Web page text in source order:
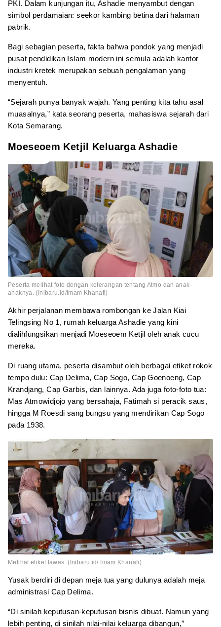
PKI. Dalam kunjungan itu, Ashadie menyambut dengan
simbol perdamaian: seekor kambing betina dari halaman
pabrik.
Bagi sebagian peserta, fakta bahwa pondok yang menjadi
pusat pendidikan Islam modern ini semula adalah kantor
industri kretek merupakan sebuah pengalaman yang
menyentuh.
“Sejarah punya banyak wajah. Yang penting kita tahu asal
muasalnya,” kata seorang peserta, mahasiswa sejarah dari
Kota Semarang.
Moeseoem Ketjil Keluarga Ashadie
Peserta melihat foto dengan keterangan tentang Atmo dan anak-
anaknya. (Inibaru.id/Imam Khanafi)
Akhir perjalanan membawa rombongan ke Jalan Kiai
Telingsing No 1, rumah keluarga Ashadie yang kini
dialihfungsikan menjadi Moeseoem Ketjil oleh anak cucu
mereka.
Di ruang utama, peserta disambut oleh berbagai etiket rokok
tempo dulu: Cap Delima, Cap Sogo, Cap Goenoeng, Cap
Krandjang, Cap Garbis, dan lainnya. Ada juga foto-foto tua:
Mas Atmowidjojo yang bersahaja, Fatimah si peracik saus,
hingga M Roesdi sang bungsu yang mendirikan Cap Sogo
pada 1938.
Melihat etiket lawas. (Inibaru.id/ Imam Khanafi)
Yusak berdiri di depan meja tua yang dulunya adalah meja
administrasi Cap Delima.
“Di sinilah keputusan-keputusan bisnis dibuat. Namun yang
lebih penting, di sinilah nilai-nilai keluarga dibangun,”